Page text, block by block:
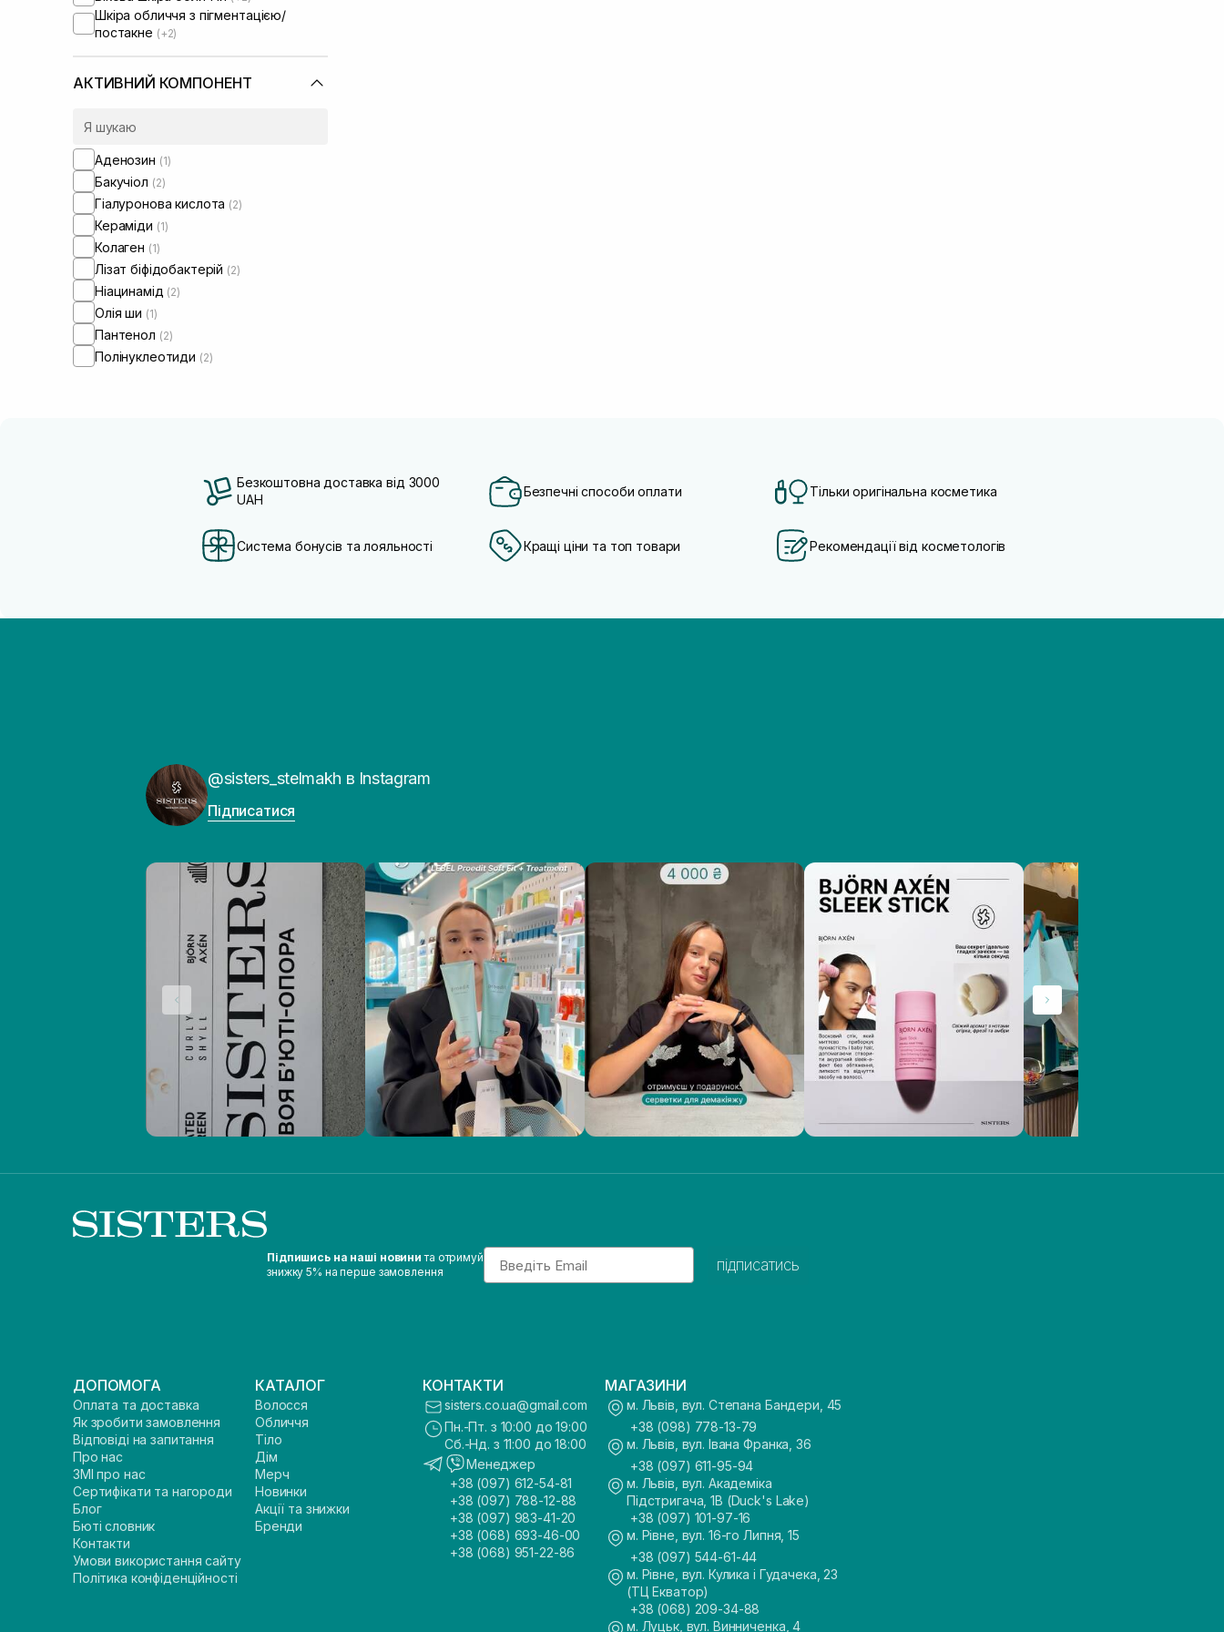
Шкіра обличчя з пігментацією/
постакне (+2)
АКТИВНИЙ КОМПОНЕНТ
Аденозин (1)
Бакучіол (2)
Гіалуронова кислота (2)
Кераміди (1)
Колаген (1)
Лізат біфідобактерій (2)
Ніацинамід (2)
Олія ши (1)
Пантенол (2)
Полінуклеотиди (2)
Безкоштовна доставка від 3000
UAH
Безпечні способи оплати Тільки оригінальна косметика
Система бонусів та лояльності Кращі ціни та топ товари Рекомендації від косметологів
@sisters_stelmakh в Instagram
Підписатися
Підпишись на наші новини та отримуй
знижку 5% на перше замовлення
Email
підписатись
ДОПОМОГА
Оплата та доставка
Як зробити замовлення
Відповіді на запитання
Про нас
ЗМІ про нас
Сертифікати та нагороди
Блог
Бюті словник
Контакти
Умови використання сайту
Політика конфіденційності
КАТАЛОГ
Волосся
Обличчя
Тіло
Дім
Мерч
Новинки
Акції та знижки
Бренди
КОНТАКТИ
sisters.co.ua@gmail.com
Пн.-Пт. з 10:00 до 19:00
Сб.-Нд. з 11:00 до 18:00
Менеджер
+38 (097) 612-54-81
+38 (097) 788-12-88
+38 (097) 983-41-20
+38 (068) 693-46-00
+38 (068) 951-22-86
МАГАЗИНИ
м. Львів, вул. Степана Бандери, 45
+38 (098) 778-13-79
м. Львів, вул. Івана Франка, 36
+38 (097) 611-95-94
м. Львів, вул. Академіка
Підстригача, 1В (Duck's Lake)
+38 (097) 101-97-16
м. Рівне, вул. 16-го Липня, 15
+38 (097) 544-61-44
м. Рівне, вул. Кулика і Гудачека, 23
(ТЦ Екватор)
+38 (068) 209-34-88
м. Луцьк, вул. Винниченка, 4